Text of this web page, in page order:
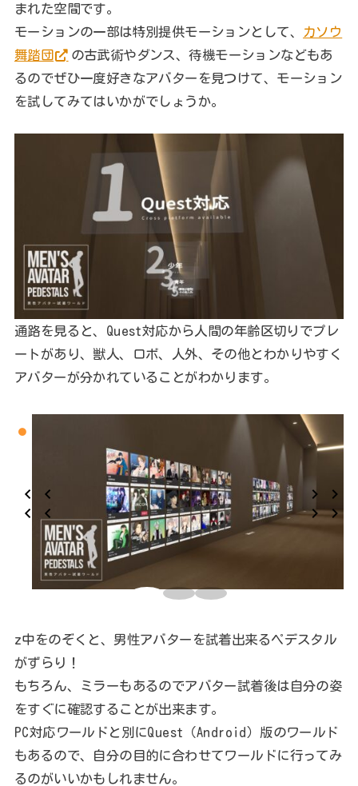
まれた空間です。
モーションの一部は特別提供モーションとして、
カソウ
舞踏団
の古武術やダンス、待機モーションなどもあ
るのでぜひ一度好きなアバターを見つけて、モーション
を試してみてはいかがでしょうか。
通路を見ると、Quest対応から人間の年齢区切りでプレ
ートがあり、獣人、ロボ、人外、その他とわかりやすく
アバターが分かれていることがわかります。
z中をのぞくと、男性アバターを試着出来るペデスタル
がずらり！
もちろん、ミラーもあるのでアバター試着後は自分の姿
をすぐに確認することが出来ます。
PC対応ワールドと別にQuest（Android）版のワールド
もあるので、自分の目的に合わせてワールドに行ってみ
るのがいいかもしれません。